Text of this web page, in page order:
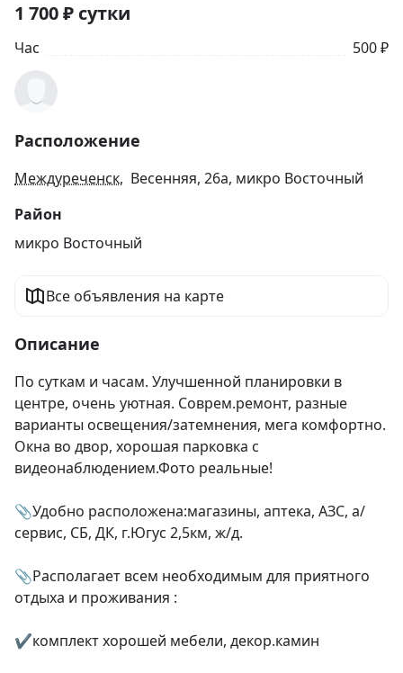
1 700₽ сутки
Час 500 ₽
Расположение
Междуреченск, Весенняя, 26а, микро Восточный
Район
микро Восточный
Все объявления на карте
Описание
По суткам и часам. Улучшенной планировки в
центре, очень уютная. Соврем.ремонт, разные
варианты освещения/затемнения, мега комфортно.
Окна во двор, хорошая парковка с
видеонаблюдением.Фото реальные!
📎Удобно расположена:магазины, аптека, АЗС, а/
сервис, СБ, ДК, г.Югус 2,5км, ж/д.
📎Располагает всем необходимым для приятного
отдыха и проживания :
✔️комплект хорошей мебели, декор.камин